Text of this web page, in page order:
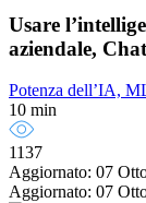
Usare
aziendale,
Potenza dell’IA,
10 min
1137
Aggiornato: 07
Aggiornato: 07